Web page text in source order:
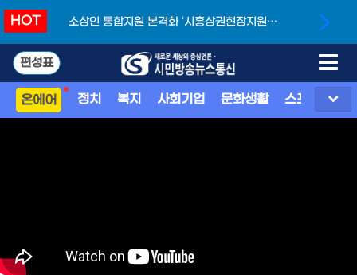
HOT
소상인 통합지원 본격화 ‘시흥상권현장지원단’
편성표
온에어 정치 복지 사회기업 문화생활 스포츠 지